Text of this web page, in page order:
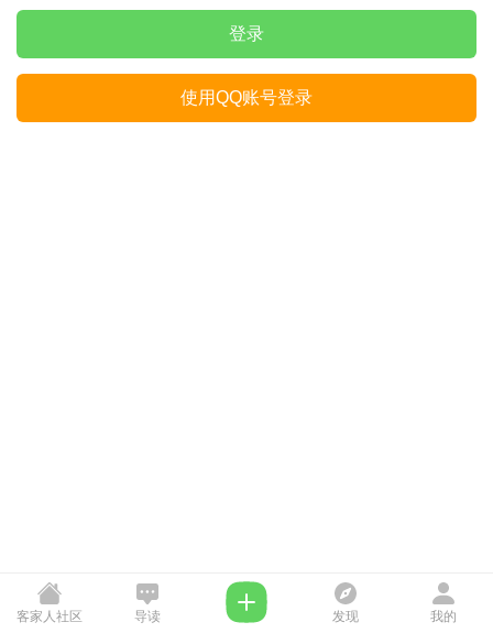
登录
使用QQ账号登录
客家人社区 导读 发现 我的